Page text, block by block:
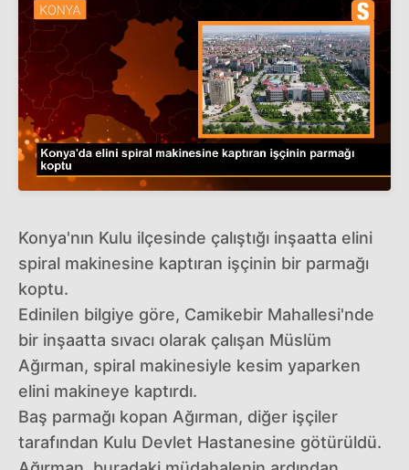
Konya'nın Kulu ilçesinde çalıştığı inşaatta elini
spiral makinesine kaptıran işçinin bir parmağı
koptu.
Edinilen bilgiye göre, Camikebir Mahallesi'nde
bir inşaatta sıvacı olarak çalışan Müslüm
Ağırman, spiral makinesiyle kesim yaparken
elini makineye kaptırdı.
Baş parmağı kopan Ağırman, diğer işçiler
tarafından Kulu Devlet Hastanesine götürüldü.